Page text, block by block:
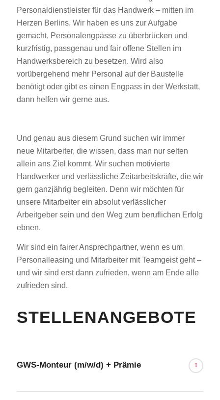
Personaldienstleister für das Handwerk – mitten im
Herzen Berlins. Wir haben es uns zur Aufgabe
gemacht, Personalengpässe zu überbrücken und
kurzfristig, passgenau und fair offene Stellen im
Handwerksbereich zu besetzen. Wird also
vorübergehend mehr Personal auf der Baustelle
benötigt oder gibt es einen Engpass in der Werkstatt,
dann helfen wir gerne aus.
Und genau aus diesem Grund suchen wir immer
neue Mitarbeiter, die wissen, dass man nur selten
allein ans Ziel kommt. Wir suchen motivierte
Handwerker und verlässliche Zeitarbeitskräfte, die wir
gern ganzjährig begleiten. Denn wir möchten für
unsere Mitarbeiter ein absolut verlässlicher
Arbeitgeber sein und den Weg zum beruflichen Erfolg
ebnen.
Wir sind ein fairer Ansprechpartner, wenn es um
Personalleasing und Mitarbeiter mit Teamgeist geht –
und wir sind erst dann zufrieden, wenn am Ende alle
zufrieden sind.
STELLENANGEBOTE
GWS-Monteur (m/w/d) + Prämie